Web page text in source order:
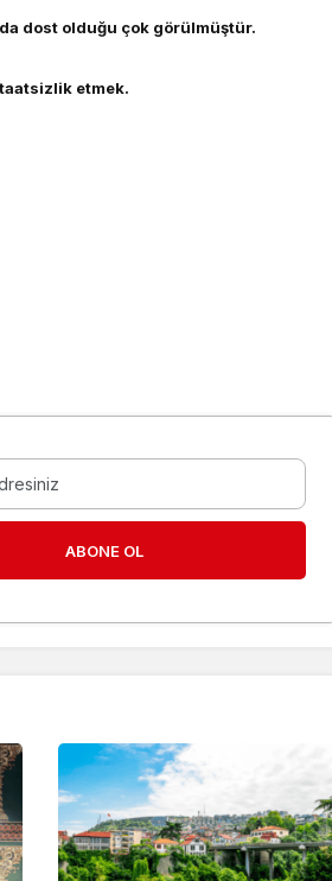
dost olduğu çok görülmüştür.
etmek.
ABONE OL